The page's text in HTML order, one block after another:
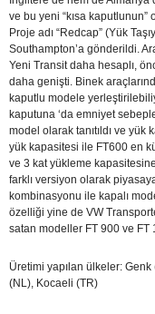
ve bu yeni “kısa
Proje adı “Redcap” (Yük
Southampton’a gönderildi.
Yeni Transit daha hesaplı,
daha genişti. Binek
kaputlu modele
kaputuna ‘da emniyet
model olarak tanıtıldı ve
yük kapasitesi ile FT600 en
ve 3 kat yükleme
farklı versiyon olarak
kombinasyonu ile kapalı
özelliği yine de VW
satan modeller FT 900 ve FT
Üretimi yapılan ülkeler:
(NL), Kocaeli (TR)